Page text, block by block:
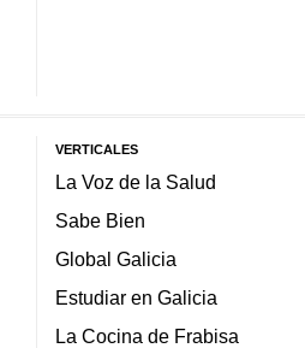
VERTICALES
La Voz de la Salud
Sabe Bien
Global Galicia
Estudiar en Galicia
La Cocina de Frabisa